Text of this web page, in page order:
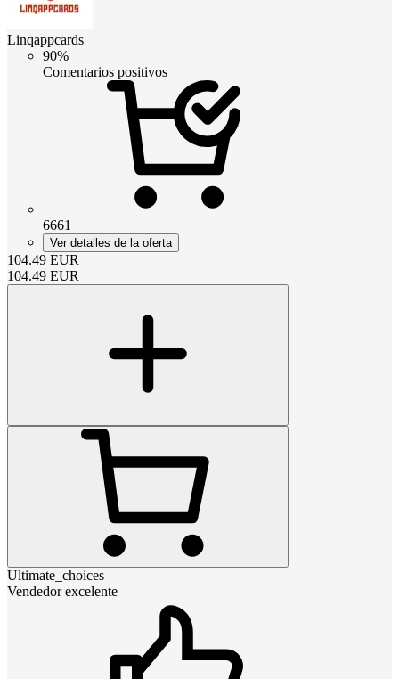
Linqappcards
90%
Comentarios positivos
6661
Ver detalles de la oferta
104.49 EUR
104.49 EUR
Ultimate_choices
Vendedor excelente